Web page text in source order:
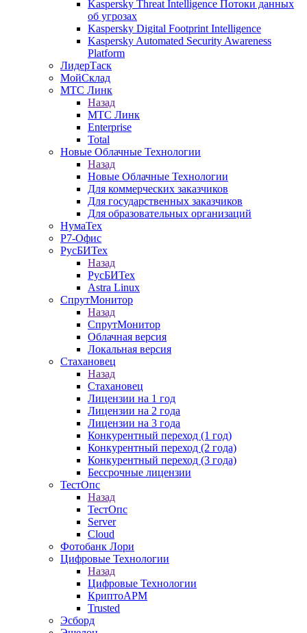
Kaspersky Threat Intelligence Потоки данных
об угрозах
Kaspersky Digital Footprint Intelligence
Kaspersky Automated Security Awareness
Platform
ЛидерТаск
МойСклад
МТС Линк
Назад
МТС Линк
Enterprise
Total
Новые Облачные Технологии
Назад
Новые Облачные Технологии
Для коммерческих заказчиков
Для государственных заказчиков
Для образовательных организаций
НумаТех
Р7-Офис
РусБИТех
Назад
РусБИТех
Astra Linux
СпрутМонитор
Назад
СпрутМонитор
Облачная версия
Локальная версия
Стахановец
Назад
Стахановец
Лицензии на 1 год
Лицензии на 2 года
Лицензии на 3 года
Конкурентный переход (1 год)
Конкурентный переход (2 года)
Конкурентный переход (3 года)
Бессрочные лицензии
ТестОпс
Назад
ТестОпс
Server
Cloud
Фотобанк Лори
Цифровые Технологии
Назад
Цифровые Технологии
КриптоАРМ
Trusted
Эсборд